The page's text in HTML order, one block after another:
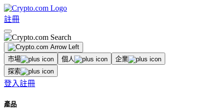
註冊
市場 個人
企業
探索
登入註冊
產品